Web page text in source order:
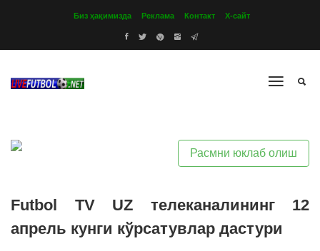
Биз ҳақимизда Реклама Контакт Х-сайт
Расмни юклаб олиш
Futbol TV UZ телеканалининг 12
апрель кунги кўрсатувлар дастури